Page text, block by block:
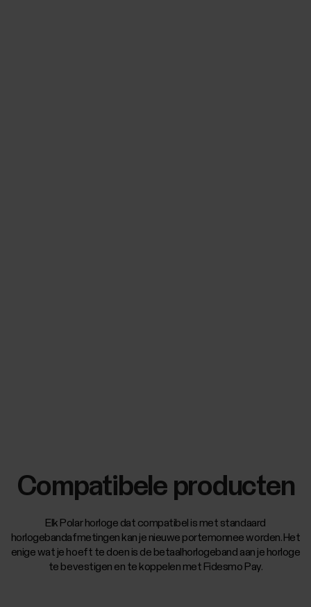
Compatibele producten
Elk Polar horloge dat compatibel is met standaard
horlogebandafmetingen kan je nieuwe portemonnee worden. Het
enige wat je hoeft te doen is de betaalhorlogeband aan je horloge
te bevestigen en te koppelen met Fidesmo Pay.